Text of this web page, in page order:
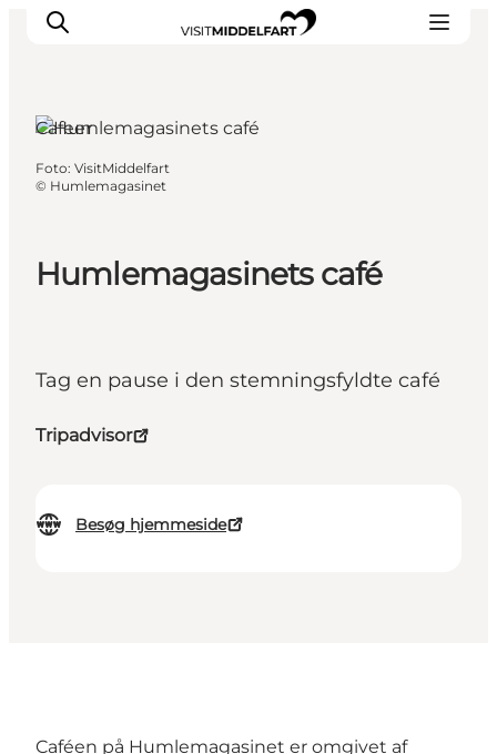
Oplevelser
Det Sker
Humlemagasinets café
Tag en pause i den stemningsfyldte café
Tripadvisor
Besøg hjemmeside
Cafeer
Foto: VisitMiddelfart
© Humlemagasinet
Caféen på Humlemagasinet er omgivet af